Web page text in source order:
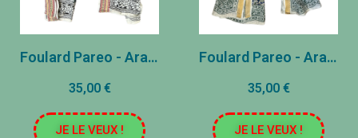
Foulard Pareo - Ara Vert
35,00 €
JE LE VEUX !
Foulard Pareo - Ara Bleu
35,00 €
JE LE VEUX !